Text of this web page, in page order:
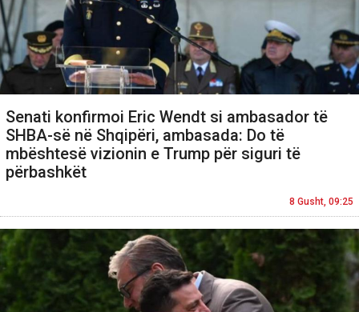
Senati konfirmoi Eric Wendt si ambasador të
SHBA-së në Shqipëri, ambasada: Do të
mbështesë vizionin e Trump për siguri të
përbashkët
8 Gusht, 09:25